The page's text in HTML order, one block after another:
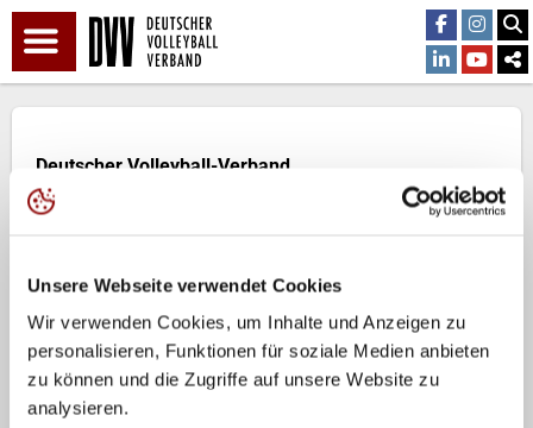
Unsere Webseite verwendet Cookies
Wir verwenden Cookies, um Inhalte und Anzeigen zu
personalisieren, Funktionen für soziale Medien anbieten
zu können und die Zugriffe auf unsere Website zu
analysieren.
Deutscher Volleyball-Verband
Otto-Fleck-Schneise 8
E-Mail:info@volleyball-verband.de